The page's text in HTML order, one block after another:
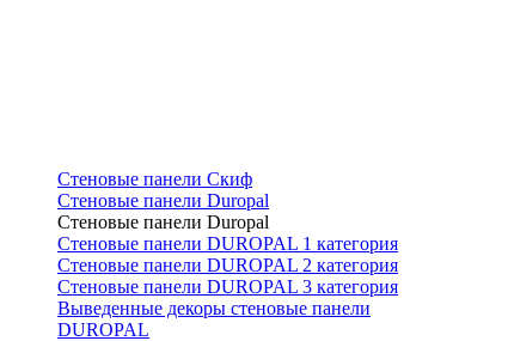
Стеновые панели Скиф
Стеновые панели Duropal
Стеновые панели Duropal
Стеновые панели DUROPAL 1 категория
Стеновые панели DUROPAL 2 категория
Стеновые панели DUROPAL 3 категория
Выведенные декоры стеновые панели
DUROPAL